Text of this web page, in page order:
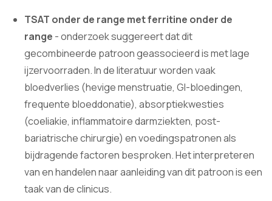
TSAT onder de range met ferritine onder de
range - onderzoek suggereert dat dit
gecombineerde patroon geassocieerd is met lage
ijzervoorraden. In de literatuur worden vaak
bloedverlies (hevige menstruatie, GI-bloedingen,
frequente bloeddonatie), absorptiekwesties
(coeliakie, inflammatoire darmziekten, post-
bariatrische chirurgie) en voedingspatronen als
bijdragende factoren besproken. Het interpreteren
van en handelen naar aanleiding van dit patroon is een
taak van de clinicus.